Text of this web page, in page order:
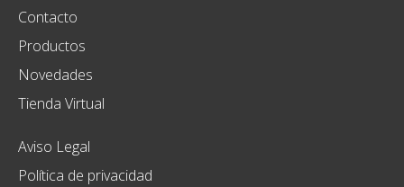
Contacto
Productos
Novedades
Tienda Virtual
Aviso Legal
Política de privacidad